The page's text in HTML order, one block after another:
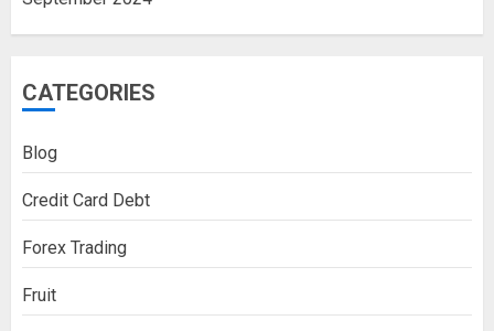
CATEGORIES
Blog
Credit Card Debt
Forex Trading
Fruit